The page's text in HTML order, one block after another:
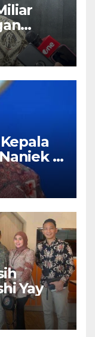
di
S.
Yay